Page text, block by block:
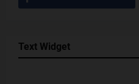
Text Widget